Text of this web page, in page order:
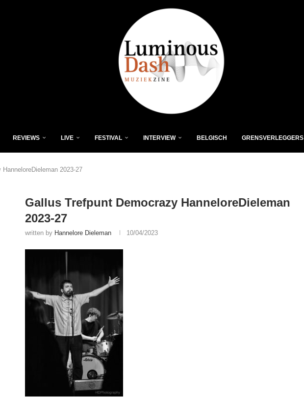
REVIEWS LIVE FESTIVAL INTERVIEW BELGISCH GRENSVERLEGGERS
2023-27
Gallus Trefpunt Democrazy HanneloreDieleman
2023-27
written by Hannelore Dieleman 10/04/2023